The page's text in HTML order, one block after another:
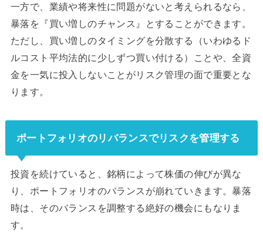
一方で、業績や将来性に問題がないと考えられるなら、
暴落を『買い増しのチャンス』とすることができます。
ただし、買い増しのタイミングを分散する（いわゆるド
ルコスト平均法的に少しずつ買い付ける）ことや、全資
金を一気に投入しないことがリスク管理の面で重要とな
ります。
ポートフォリオのリバランスでリスクを管理する
投資を続けていると、銘柄によって株価の伸びが異な
り、ポートフォリオのバランスが崩れていきます。暴落
時は、そのバランスを調整する絶好の機会にもなりま
す。